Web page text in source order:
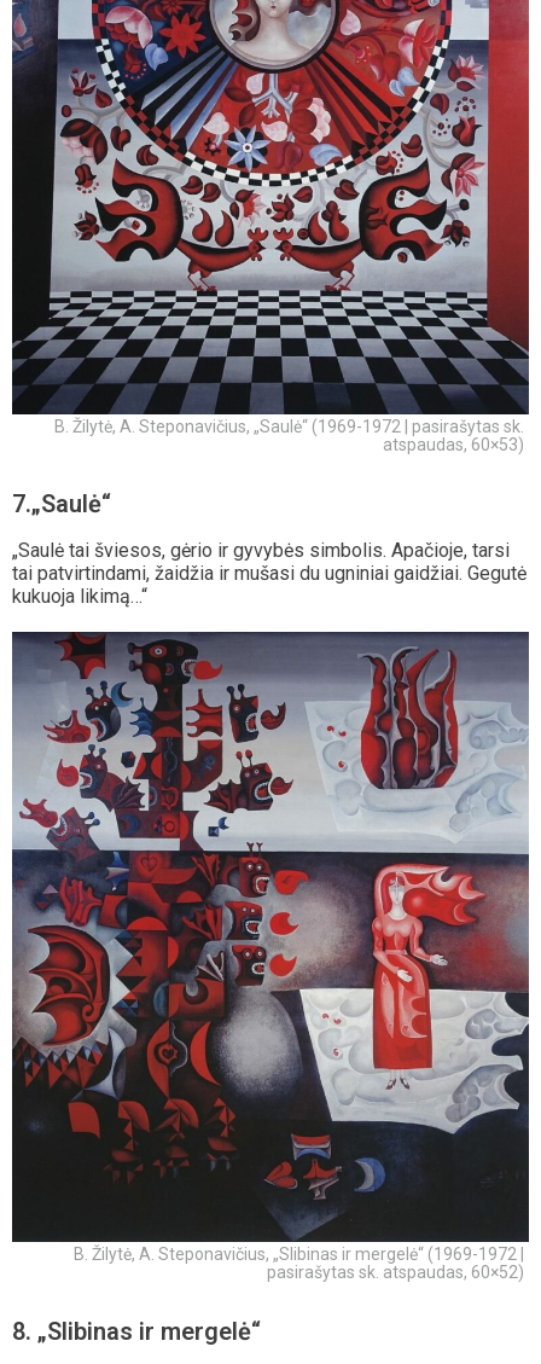
B. Žilytė, A. Steponavičius, „Saulė“ (1969-1972 | pasirašytas sk.
atspaudas, 60×53)
7.„Saulė“
„Saulė tai šviesos, gėrio ir gyvybės simbolis. Apačioje, tarsi
tai patvirtindami, žaidžia ir mušasi du ugniniai gaidžiai. Gegutė
kukuoja likimą…“
B. Žilytė, A. Steponavičius, „Slibinas ir mergelė“ (1969-1972 |
pasirašytas sk. atspaudas, 60×52)
8. „Slibinas ir mergelė“